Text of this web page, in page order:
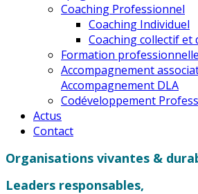
Coaching Professionnel
Coaching Individuel
Coaching collectif et
Formation professionnelle
Accompagnement
Accompagnement DLA
Codéveloppement
Actus
Contact
Organisations vivantes &
Leaders responsables,